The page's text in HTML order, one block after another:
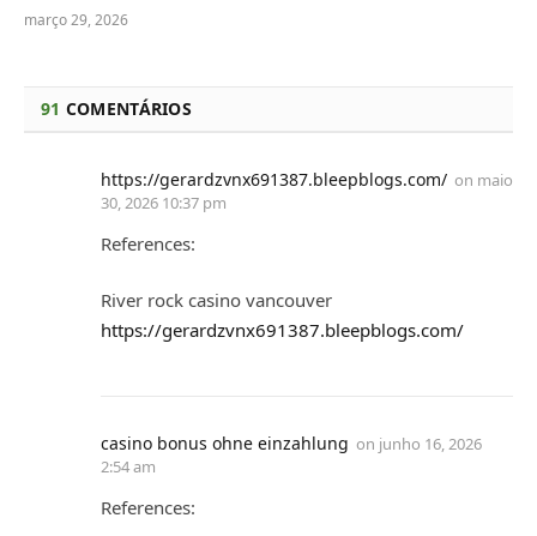
março 29, 2026
91 COMENTÁRIOS
https://gerardzvnx691387.bleepblogs.com/ on maio
30, 2026 10:37 pm
References:
River rock casino vancouver
https://gerardzvnx691387.bleepblogs.com/
casino bonus ohne einzahlung on junho 16, 2026
2:54 am
References: